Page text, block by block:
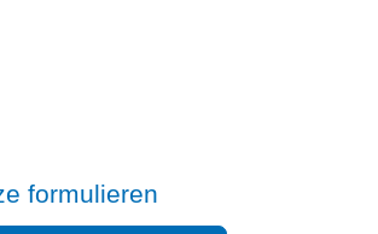
formulieren